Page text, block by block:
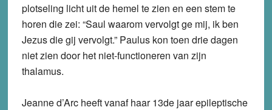
plotseling licht uit de hemel te zien en een stem te
horen die zei: “Saul waarom vervolgt ge mij, ik ben
Jezus die gij vervolgt.” Paulus kon toen drie dagen
niet zien door het niet-functioneren van zijn
thalamus.
Jeanne d’Archeeft vanaf haar 13de jaar epileptische